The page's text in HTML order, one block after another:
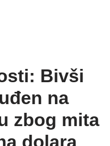
Bivši
na
zbog mita
dolara